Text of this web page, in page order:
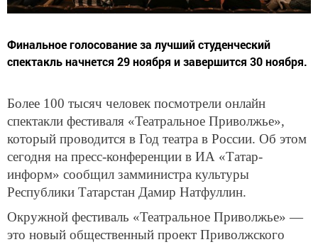
Финальное голосование за лучший студенческий
спектакль начнется 29 ноября и завершится 30 ноября.
Более 100 тысяч человек посмотрели онлайн
спектакли фестиваля «Театральное Приволжье»,
который проводится в Год театра в России. Об этом
сегодня на пресс-конференции в ИА «Татар-
информ» сообщил замминистра культуры
Республики Татарстан Дамир Натфуллин.
Окружной фестиваль «Театральное Приволжье» —
это новый общественный проект Приволжского